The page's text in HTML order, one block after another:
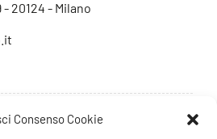
Consenso Cookie
- 20124 - Milano